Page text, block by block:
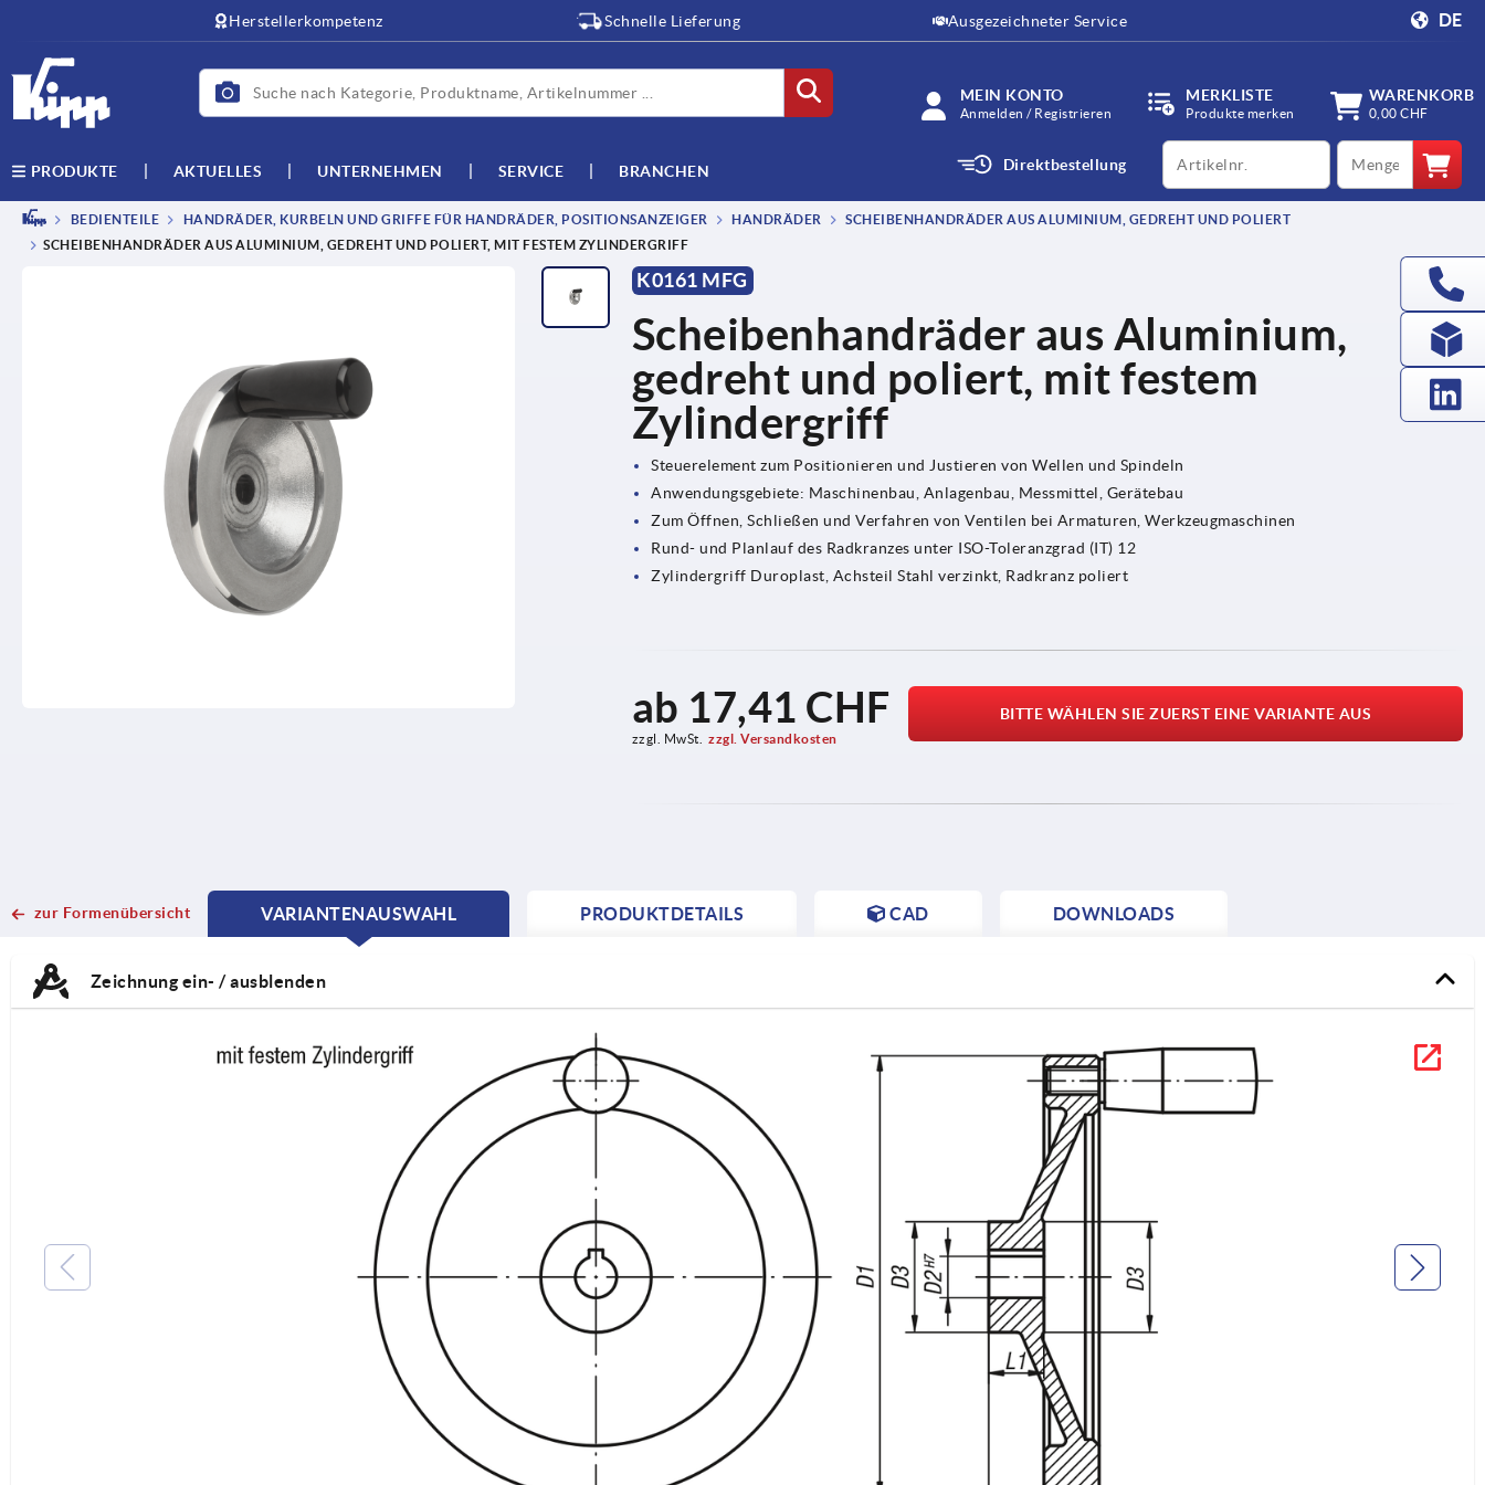
Herstellerkompetenz Schnelle Lieferung Ausgezeichneter Service DE
MEIN KONTO
Anmelden / Registrieren
MERKLISTE
Produkte merken
WARENKORB
0,00 CHF
PRODUKTE AKTUELLES UNTERNEHMEN SERVICE BRANCHEN Direktbestellung
productCode qty
BEDIENTEILE HANDRÄDER, KURBELN UND GRIFFE FÜR HANDRÄDER, POSITIONSANZEIGER HANDRÄDER
SCHEIBENHANDRÄDER AUS ALUMINIUM, GEDREHT UND POLIERT
SCHEIBENHANDRÄDER AUS ALUMINIUM, GEDREHT UND POLIERT, MIT FESTEM ZYLINDERGRIFF
K0161 MFG
Scheibenhandräder aus Aluminium,
gedreht und poliert, mit festem
Zylindergriff
Steuerelement zum Positionieren und Justieren von Wellen und Spindeln
Anwendungsgebiete: Maschinenbau, Anlagenbau, Messmittel, Gerätebau
Zum Öffnen, Schließen und Verfahren von Ventilen bei Armaturen, Werkzeugmaschinen
Rund- und Planlauf des Radkranzes unter ISO-Toleranzgrad (IT) 12
Zylindergriff Duroplast, Achsteil Stahl verzinkt, Radkranz poliert
ab 17,41 CHF
zzgl. MwSt. zzgl. Versandkosten
BITTE WÄHLEN SIE ZUERST EINE VARIANTE AUS
zur Formenübersicht
VARIANTENAUSWAHL
CURRENT
CURRENT
PRODUKTDETAILS CAD DOWNLOADS
Zeichnung ein- / ausblenden